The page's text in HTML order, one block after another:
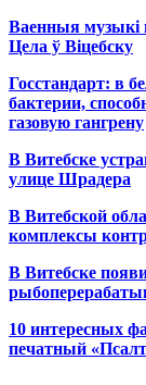
Ваенныя музыкі
Цела ў Віцебску
Госстандарт: в
бактерии,
газовую гангрену
В Витебске
улице Шрадера
В Витебской
комплексы
В Витебске
10 интересных
печатный